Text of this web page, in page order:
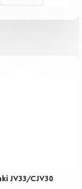
JV33/CJV30